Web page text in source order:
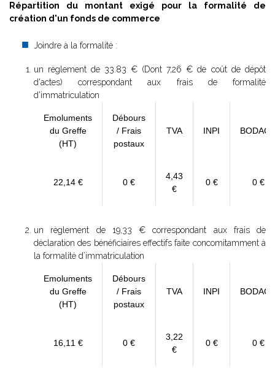
Répartition du montant exigé pour la formalité de
création d'un fonds de commerce
Joindre à la formalité :
un règlement de 33.83 € (Dont 7,26 € de coût de dépôt
d'actes) correspondant aux frais de formalité
d'immatriculation
Emoluments
du Greffe
(HT)
Débours
/ Frais
postaux
TVA INPI
22,14 € 0 €
4,43
€
0 € 0 €
un règlement de 19,33 € correspondant aux frais de
déclaration des bénéficiaires effectifs faite concomitamment à
la formalité d’immatriculation
Emoluments
du Greffe
(HT)
Débours
/ Frais
postaux
TVA INPI
16,11 € 0 €
3,22
€
0 € 0 €